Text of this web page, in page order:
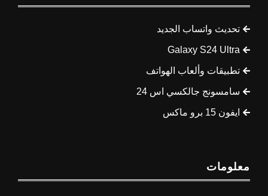
تحديث واتساب الجديد
Galaxy S24 Ultra
تطبيقات وألعاب الهواتف
سامسونج جالكسي اس 24
ايفون 15 برو ماكس
معلومات